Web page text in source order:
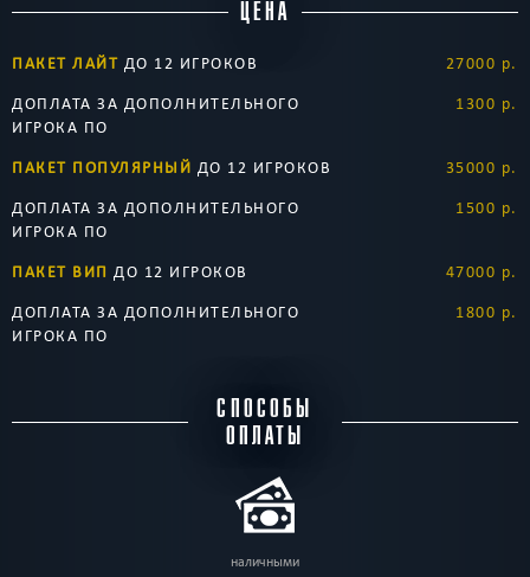
ЦЕНА
ПАКЕТ ЛАЙТ ДО 12 ИГРОКОВ
27000 р.
ДОПЛАТА ЗА ДОПОЛНИТЕЛЬНОГО
ИГРОКА ПО
1300 р.
ПАКЕТ ПОПУЛЯРНЫЙ ДО 12 ИГРОКОВ
35000 р.
ДОПЛАТА ЗА ДОПОЛНИТЕЛЬНОГО
ИГРОКА ПО
1500 р.
ПАКЕТ ВИП ДО 12 ИГРОКОВ
47000 р.
ДОПЛАТА ЗА ДОПОЛНИТЕЛЬНОГО
ИГРОКА ПО
1800 р.
СПОСОБЫ
ОПЛАТЫ
наличными